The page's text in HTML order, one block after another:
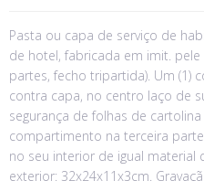
Pasta ou capa de serviço de
de hotel, fabricada em imit.
partes, fecho tripartida). Um (1)
contra capa, no centro laço de
segurança de folhas de
compartimento na terceira
no seu interior de igual
exterior: 32x24x11x3cm.